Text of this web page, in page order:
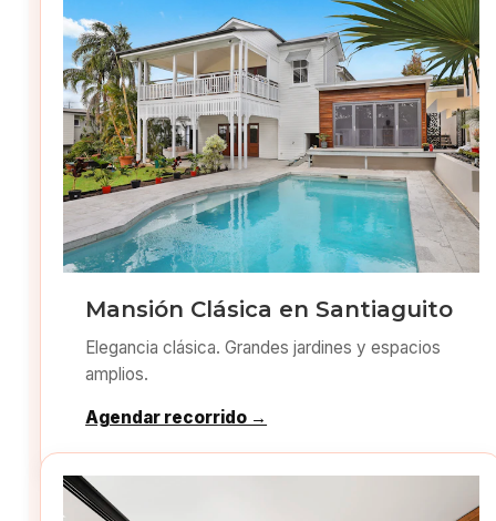
Mansión Clásica en Santiaguito
Elegancia clásica. Grandes jardines y espacios
amplios.
Agendar recorrido →